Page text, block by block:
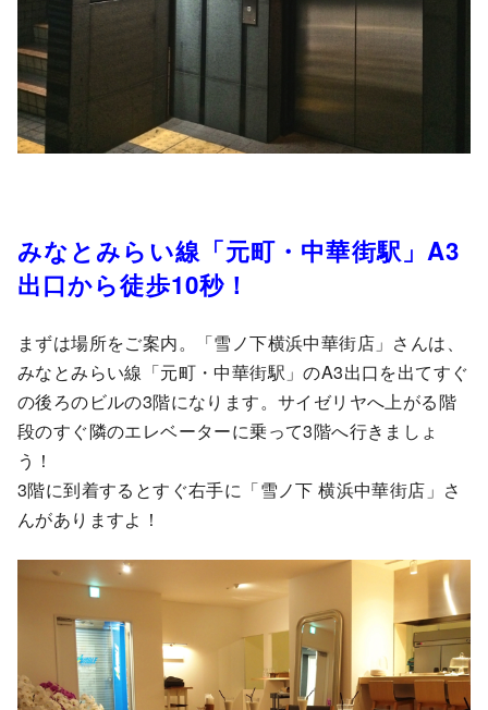
みなとみらい線「元町・中華街駅」A3
出口から徒歩10秒！
まずは場所をご案内。「雪ノ下横浜中華街店」さんは、
みなとみらい線「元町・中華街駅」のA3出口を出てすぐ
の後ろのビルの3階になります。サイゼリヤへ上がる階
段のすぐ隣のエレベーターに乗って3階へ行きましょ
う！
3階に到着するとすぐ右手に「雪ノ下 横浜中華街店」さ
んがありますよ！